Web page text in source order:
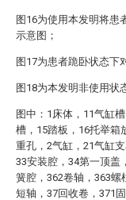
图16为使用本发明将患
示意图；
图17为患者跪卧状态下
图18为本发明非使用状
图中：1床体，11气缸
槽，15踏板，16托举箱
重孔，2气缸，21气缸
33安装腔，34第一顶盖
簧腔，362卷轴，363螺
短轴，37回收卷，371